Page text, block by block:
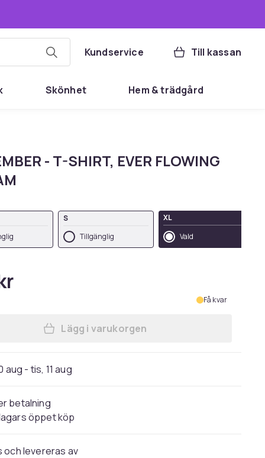
Kundservice Till kassan
Skönhet Hem & trädgård
- T-SHIRT, EVER FLOWING
S
Tillgänglig
XL
Vald
Få kvar
Lägg till DISMEMBER - T-SHIRT,
Lägg i varukorgen
aug - tis, 11 aug
betalning
öppet köp
och levereras av